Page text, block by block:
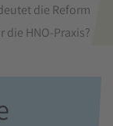
die Reform
HNO-Praxis?